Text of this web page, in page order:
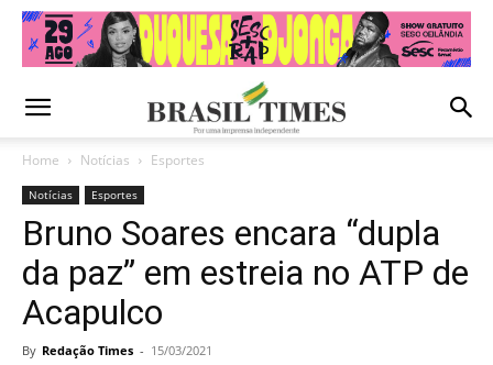
Home Notícias Esportes
Notícias Esportes
Bruno Soares encara “dupla
da paz” em estreia no ATP de
Acapulco
By Redação Times - 15/03/2021